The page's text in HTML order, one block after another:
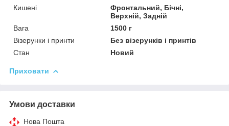
Кишені
Фронтальний, Бічні,
Верхній, Задній
Вага
1500 г
Візерунки і принти
Без візерунків і принтів
Стан
Новий
Приховати
Умови доставки
Нова Пошта